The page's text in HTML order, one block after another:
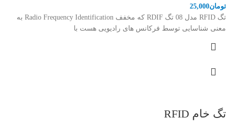
تومان25,000
تگ RFID مدل 08 تگ RDIF که مخفف Radio Frequency Identification به
معنی شناسایی توسط فرکانس های رادیویی هست با
تگ خام RFID